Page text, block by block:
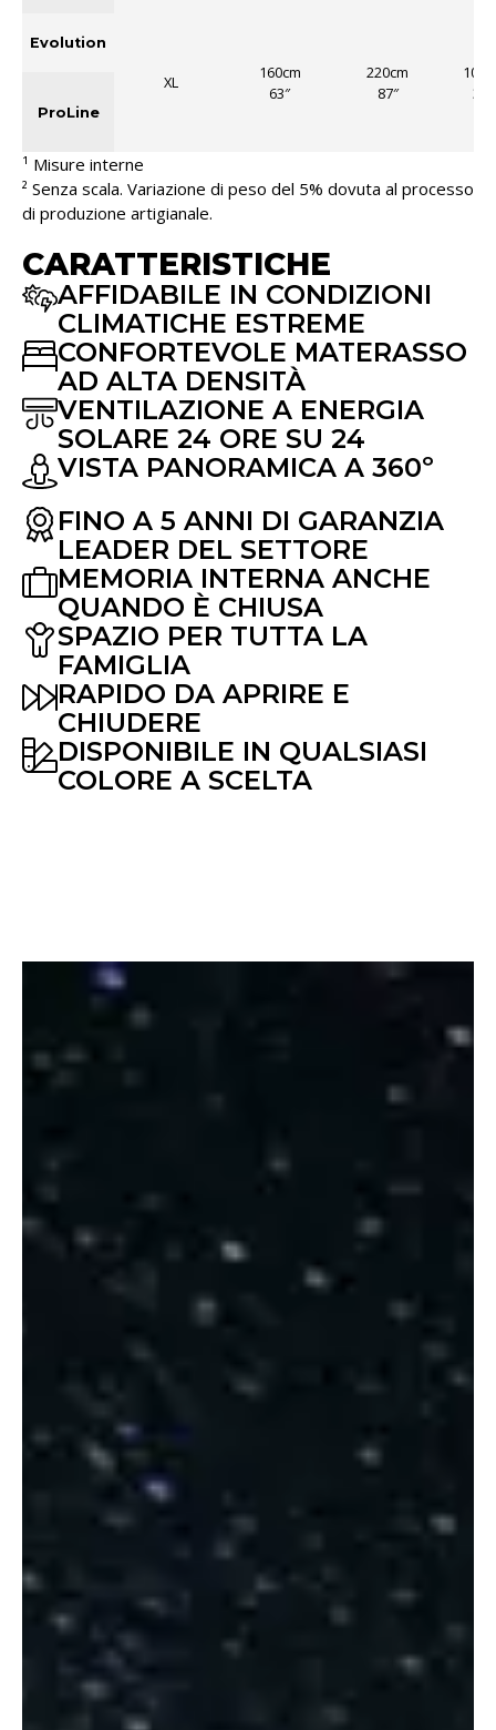
Evolution
XL
160cm
63″
220cm
87″
39″
ProLine
¹ Misure interne
² Senza scala. Variazione di peso del 5% dovuta al processo
di produzione artigianale.
CARATTERISTICHE
AFFIDABILE IN CONDIZIONI
CLIMATICHE ESTREME
CONFORTEVOLE MATERASSO
AD ALTA DENSITÀ
VENTILAZIONE A ENERGIA
SOLARE 24 ORE SU 24
VISTA PANORAMICA A 360º
FINO A 5 ANNI DI GARANZIA
LEADER DEL SETTORE
MEMORIA INTERNA ANCHE
QUANDO È CHIUSA
SPAZIO PER TUTTA LA
FAMIGLIA
RAPIDO DA APRIRE E
CHIUDERE
DISPONIBILE IN QUALSIASI
COLORE A SCELTA